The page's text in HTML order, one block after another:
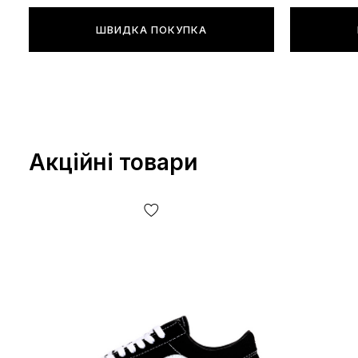
ШВИДКА ПОКУПКА
Акційні товари